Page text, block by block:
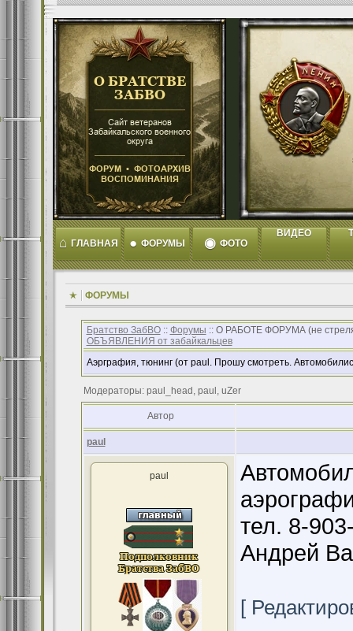
⌂ ГЛАВНАЯ ● ФОРУМЫ ◉ ФОТО
ВИДЕО
ФОРУМЫ
Братство ЗабВО:: Форумы :: О РАБОТЕ ФОРУМА (не
ОБЪЯВЛЕНИЯ от забайкальцев
Аэрграфия, тюнинг (от paul. Прошу смотреть.
Модераторы: paul_head, paul, uZer
Автор
paul
paul
тел. 8-
Андрей
[